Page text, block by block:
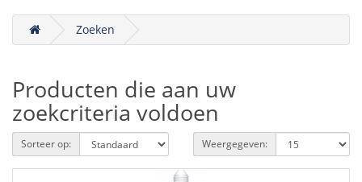
Zoeken
Producten die aan uw
zoekcriteria voldoen
Sorteer op: Weergegeven: